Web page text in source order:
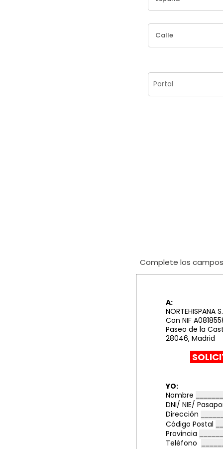
Complete los
A:
NORTEHISPANA
Con NIF
Paseo de la
28046, Madrid
YO:
Nombre
DNI/ NIE/
Dirección
Código Postal
Provincia
Teléfono